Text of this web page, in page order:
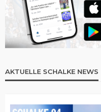
AKTUELLE SCHALKE NEWS